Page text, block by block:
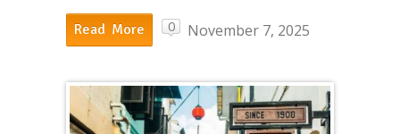
Read More 0 November 7, 2025